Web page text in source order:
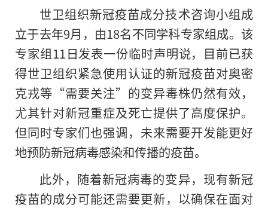
世卫组织新冠疫苗成分技术咨询小组成
立于去年9月，由18名不同学科专家组成。该
专家组11日发表一份临时声明说，目前已获
得世卫组织紧急使用认证的新冠疫苗对奥密
克戎等“需要关注”的变异毒株仍然有效，
尤其针对新冠重症及死亡提供了高度保护。
但同时专家们也强调，未来需要开发能更好
地预防新冠病毒感染和传播的疫苗。
此外，随着新冠病毒的变异，现有新冠
疫苗的成分可能还需要更新，以确保在面对